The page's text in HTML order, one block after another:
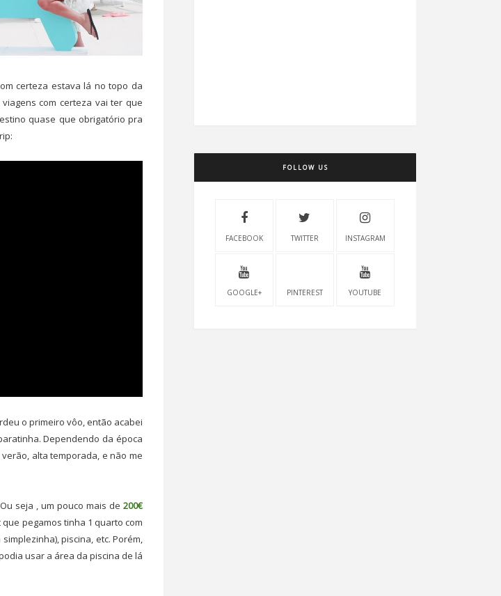
certeza estava lá no topo da
com certeza vai ter que
quase que obrigatório pra
o primeiro vôo, então acabei
Dependendo da época
alta temporada, e não me
seja , um pouco mais de 200€
pegamos tinha 1 quarto com
piscina, etc. Porém,
usar a área da piscina de lá
FOLLOW US
FACEBOOK TWITTER INSTAGRAM
GOOGLE+ PINTEREST YOUTUBE